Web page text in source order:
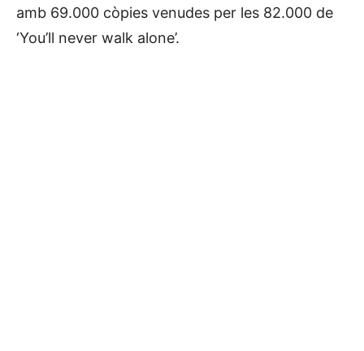
amb 69.000 còpies venudes per les 82.000 de
‘You’ll never walk alone’.